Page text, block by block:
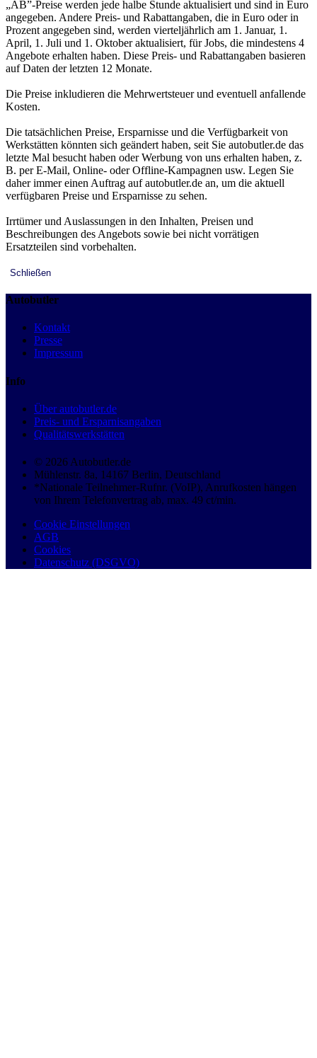
„AB”-Preise werden jede halbe Stunde aktualisiert und sind in Euro
angegeben. Andere Preis- und Rabattangaben, die in Euro oder in
Prozent angegeben sind, werden vierteljährlich am 1. Januar, 1.
April, 1. Juli und 1. Oktober aktualisiert, für Jobs, die mindestens 4
Angebote erhalten haben. Diese Preis- und Rabattangaben basieren
auf Daten der letzten 12 Monate.
Die Preise inkludieren die Mehrwertsteuer und eventuell anfallende
Kosten.
Die tatsächlichen Preise, Ersparnisse und die Verfügbarkeit von
Werkstätten könnten sich geändert haben, seit Sie autobutler.de das
letzte Mal besucht haben oder Werbung von uns erhalten haben, z.
B. per E-Mail, Online- oder Offline-Kampagnen usw. Legen Sie
daher immer einen Auftrag auf autobutler.de an, um die aktuell
verfügbaren Preise und Ersparnisse zu sehen.
Irrtümer und Auslassungen in den Inhalten, Preisen und
Beschreibungen des Angebots sowie bei nicht vorrätigen
Ersatzteilen sind vorbehalten.
Schließen
Autobutler
Kontakt
Presse
Impressum
Info
Über autobutler.de
Preis- und Ersparnisangaben
Qualitätswerkstätten
© 2026 Autobutler.de
Mühlenstr. 8a, 14167 Berlin, Deutschland
*Nationale Teilnehmer-Rufnr. (VoIP), Anrufkosten hängen
von Ihrem Telefonvertrag ab, max. 49 ct/min.
Cookie Einstellungen
AGB
Cookies
Datenschutz (DSGVO)